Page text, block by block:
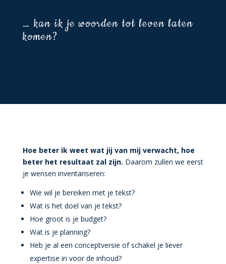
… kan ik je woorden tot leven laten
komen?
Hoe beter ik weet wat jij van mij verwacht, hoe
beter het resultaat zal zijn. Daarom zullen we eerst
je wensen inventariseren:
Wie wil je bereiken met je tekst?
Wat is het doel van je tekst?
Hoe groot is je budget?
Wat is je planning?
Heb je al een conceptversie of schakel je liever
expertise in voor de inhoud?